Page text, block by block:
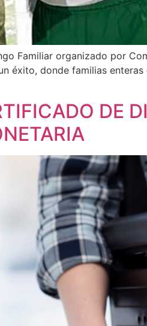
Familiar organizado por
éxito, donde familias
DE